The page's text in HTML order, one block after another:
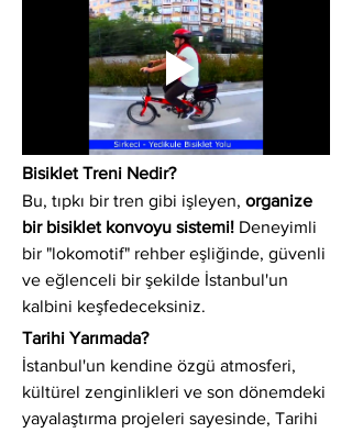
Bisiklet Treni Nedir?
Bu, tıpkı bir tren gibi işleyen, organize
bir bisiklet konvoyu sistemi! Deneyimli
bir "lokomotif" rehber eşliğinde, güvenli
ve eğlenceli bir şekilde İstanbul'un
kalbini keşfedeceksiniz.
Tarihi Yarımada?
İstanbul'un kendine özgü atmosferi,
kültürel zenginlikleri ve son dönemdeki
yayalaştırma projeleri sayesinde, Tarihi